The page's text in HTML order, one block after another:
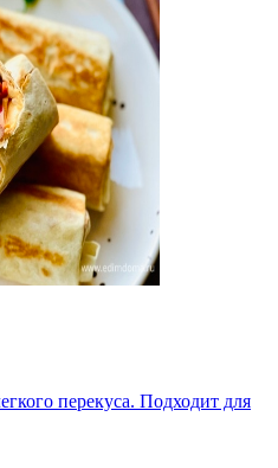
перекуса. Подходит для